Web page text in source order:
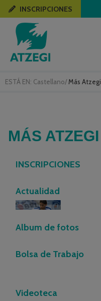
ESTÁ EN: Castellano/ Más Atzegi
INSCRIPCIONES
MÁS ATZEGI
INSCRIPCIONES
Actualidad
Album de fotos
Bolsa de Trabajo
Videoteca